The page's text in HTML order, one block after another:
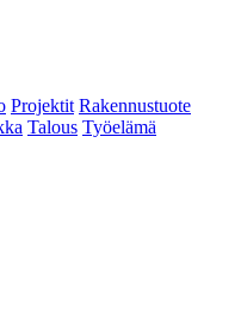
Projektit Rakennustuote
Talous Työelämä